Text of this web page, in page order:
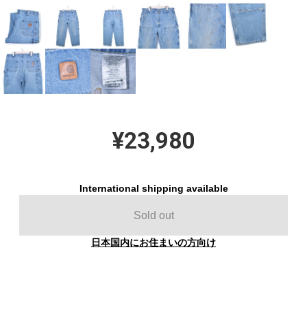
¥23,980
International shipping available
Sold out
日本国内にお住まいの方向け